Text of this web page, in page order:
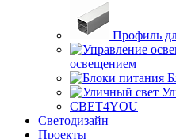
Профиль
освещением
СВЕТ4YOU
Светодизайн
Проекты